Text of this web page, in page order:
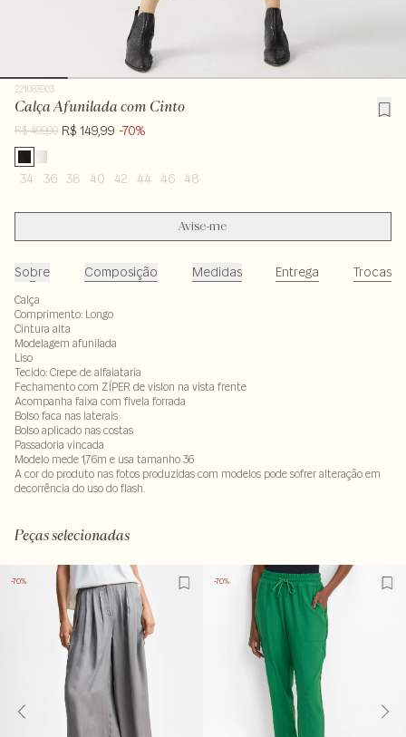
221083903
Calça Afunilada com Cinto
R$ 499,00 R$ 149,99 -70%
34 36 38 40 42 44 46 48
Avise-me
Sobre Composição Medidas Entrega Trocas
Calça
Comprimento: Longo
Cintura alta
Modelagem afunilada
Liso
Tecido: Crepe de alfaiataria
Fechamento com ZÍPER de vislon na vista frente
Acompanha faixa com fivela forrada
Bolso faca nas laterais
Bolso aplicado nas costas
Passadoria vincada
Modelo mede 1,76m e usa tamanho 36
A cor do produto nas fotos produzidas com modelos pode sofrer alteração em
decorrência do uso do flash.
Peças selecionadas
-70% -70%